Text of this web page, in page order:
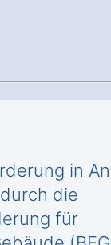
in
die
für